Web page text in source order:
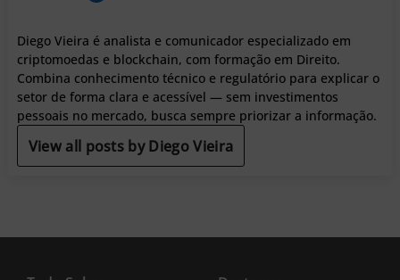
Diego Vieira é analista e comunicador especializado em
criptomoedas e blockchain, com formação em Direito.
Combina conhecimento técnico e regulatório para explicar o
setor de forma clara e acessível — sem investimentos
pessoais no mercado, busca sempre priorizar a informação.
View all posts by Diego Vieira